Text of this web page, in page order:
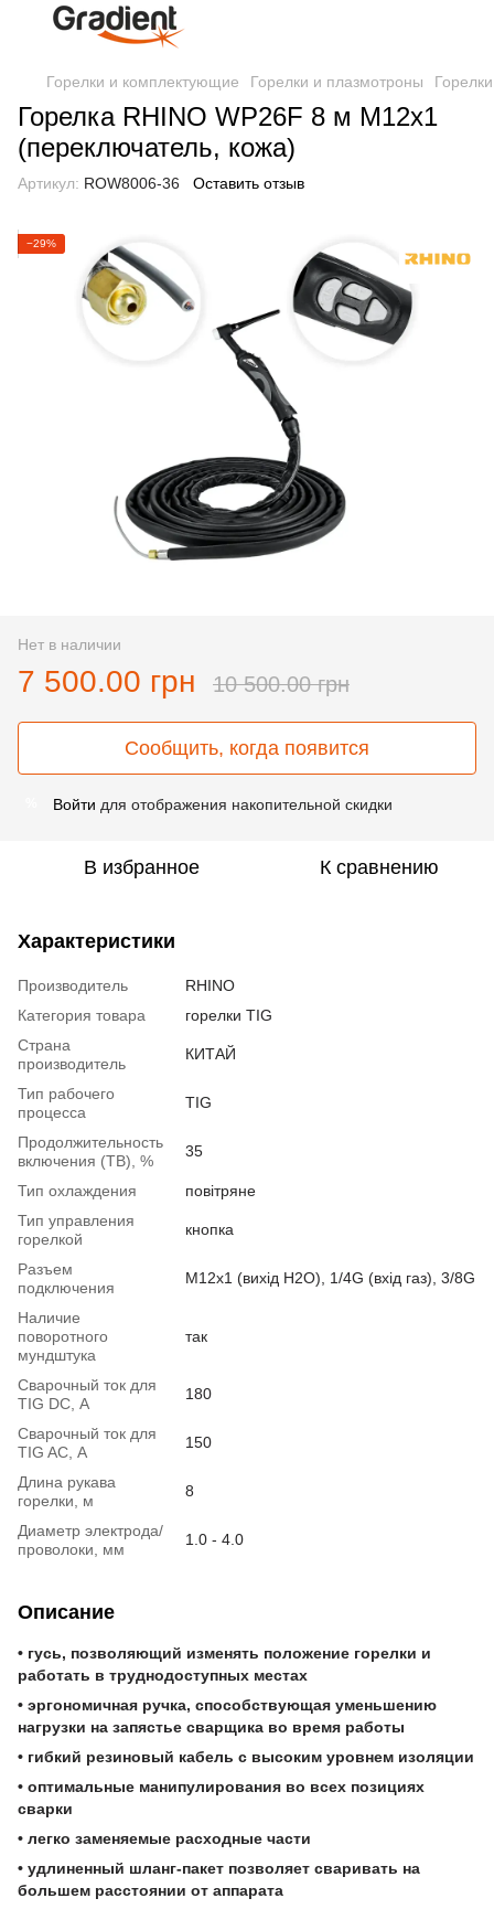
Горелки и комплектующие Горелки и плазмотроны
Горелка RHINO WP26F 8 м M12x1
(переключатель, кожа)
Артикул: ROW8006-36 Оставить отзыв
−29%
Нет в наличии
7 500.00 грн 10 500.00 грн
Сообщить, когда появится
Войти для отображения накопительной скидки
В избранное К сравнению
Характеристики
Производитель
RHINO
Категория товара
горелки TIG
Страна
производитель
КИТАЙ
Тип рабочего
процесса
TIG
Продолжительность
включения (ТВ), %
35
Тип охлаждения
повітряне
Тип управления
горелкой
кнопка
Разъем
подключения
M12x1 (вихід H2O), 1/4G (вхід газ), 3/8G
Наличие
поворотного
мундштука
так
Сварочный ток для
TIG DC, А
180
Сварочный ток для
TIG AC, А
150
Длина рукава
горелки, м
8
Диаметр электрода/
проволоки, мм
1.0 - 4.0
Описание
• гусь, позволяющий изменять положение горелки и
работать в труднодоступных местах
• эргономичная ручка, способствующая уменьшению
нагрузки на запястье сварщика во время работы
• гибкий резиновый кабель с высоким уровнем изоляции
• оптимальные манипулирования во всех позициях
сварки
• легко заменяемые расходные части
• удлиненный шланг-пакет позволяет сваривать на
большем расстоянии от аппарата